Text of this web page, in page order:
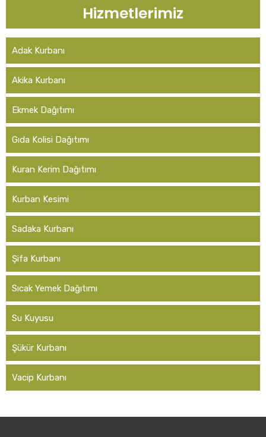
Hizmetlerimiz
Adak Kurbanı
Akika Kurbanı
Ekmek Dağıtımı
Gıda Kolisi Dağıtımı
Kuran Kerim Dağıtımı
Kurban Kesimi
Sadaka Kurbanı
Şifa Kurbanı
Sıcak Yemek Dağıtımı
Su Kuyusu
Şükür Kurbanı
Vacip Kurbanı